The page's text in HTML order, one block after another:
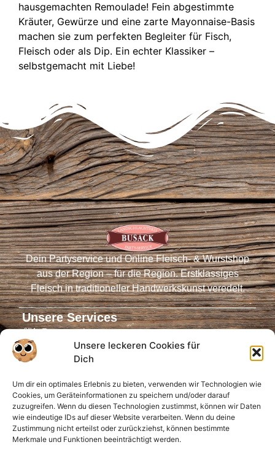
Unsere leckeren Cookies für
Dich
Um dir ein optimales Erlebnis zu bieten, verwenden wir Technologien wie
Cookies, um Geräteinformationen zu speichern und/oder darauf
zuzugreifen. Wenn du diesen Technologien zustimmst, können wir Daten
wie eindeutige IDs auf dieser Website verarbeiten. Wenn du deine
Zustimmung nicht erteilst oder zurückziehst, können bestimmte
Merkmale und Funktionen beeinträchtigt werden.
hausgemachten Remoulade! Fein abgestimmte
Kräuter, Gewürze und eine zarte Mayonnaise-Basis
machen sie zum perfekten Begleiter für Fisch,
Fleisch oder als Dip. Ein echter Klassiker –
selbstgemacht mit Liebe!
Dein Partyservice und Online Fleisch- & Wurstshop
aus der Region – für die Region. Erstklassiges
Fleisch in traditioneller Handwerkskunst veredelt.
Unsere Services
Partyservice
Fleischautomaten
Virtueller Tresen
Öffnungszeiten
Infos für Dich
Anfahrt